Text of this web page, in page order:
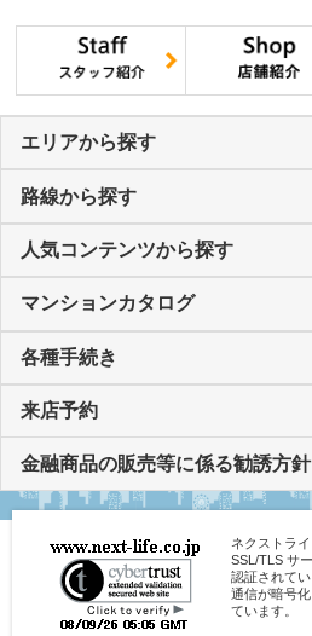
エリアから探す
路線から探す
人気コンテンツから探す
マンションカタログ
各種手続き
来店予約
金融商品の販売等に係る勧誘方針
ネクストラ
SSL/TLS サ
認証されて
通信が暗号
ています。